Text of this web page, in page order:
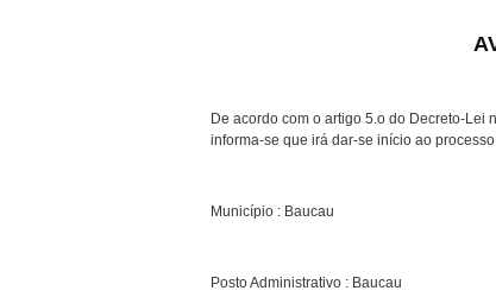
De acordo com o artigo 5.o do Decreto-Lei
informa-se que irá dar-se início ao
Município : Baucau
Posto Administrativo : Baucau